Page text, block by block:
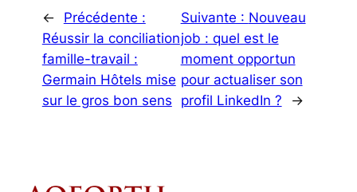
←
Précédente :
Réussir la conciliation
famille-travail :
Germain Hôtels mise
sur le gros bon sens
Suivante : Nouveau
job : quel est le
moment opportun
pour actualiser son
profil LinkedIn ?
→